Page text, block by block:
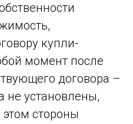
купли-
момент после
договора –
не установлены,
стороны